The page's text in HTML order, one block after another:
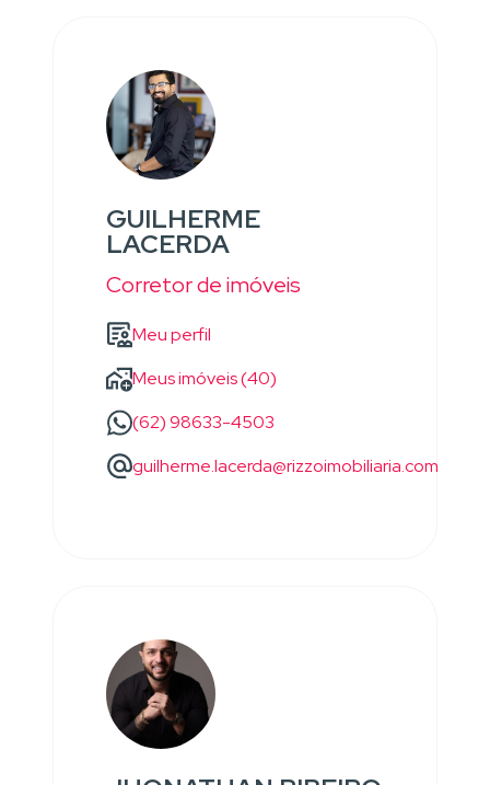
GUILHERME
LACERDA
Corretor de imóveis
Meu perfil
Meus imóveis (40)
(62) 98633-4503
guilherme.lacerda@rizzoimobiliaria.com